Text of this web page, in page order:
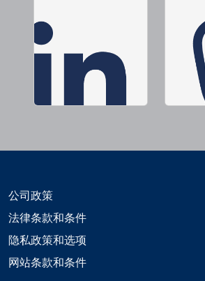
公司政策
法律条款和条件
隐私政策和选项
网站条款和条件